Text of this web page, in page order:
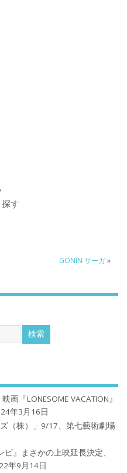
す
GONIN サーガ»
『LONESOME VACATION』
年3月16日
（株）」9/17、第七藝術劇場
』まさかの上映延長決定、
年9月14日